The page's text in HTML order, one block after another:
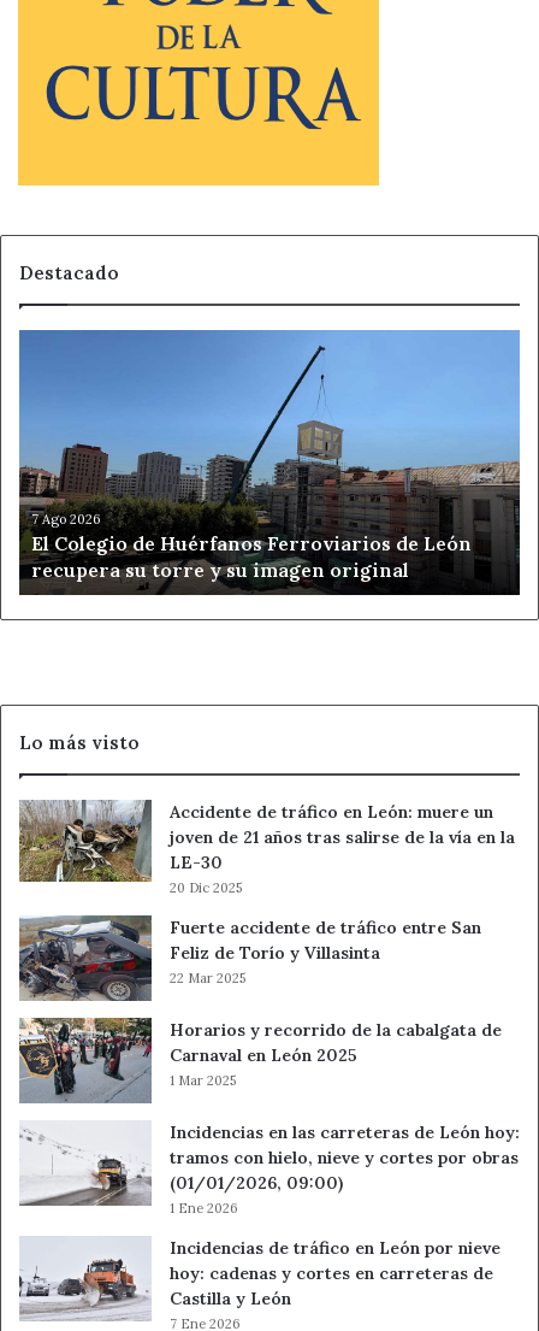
Destacado
Ferroviarios
de
León
recupera
su
torre
y
su
7 Ago 2026
El Colegio de Huérfanos Ferroviarios de León
recupera su torre y su imagen original
Lo más visto
Accidente de tráfico en León: muere un
joven de 21 años tras salirse de la vía en la
LE-30
20 Dic 2025
Fuerte accidente de tráfico entre San
Feliz de Torío y Villasinta
22 Mar 2025
Horarios y recorrido de la cabalgata de
Carnaval en León 2025
1 Mar 2025
Incidencias en las carreteras de León hoy:
tramos con hielo, nieve y cortes por obras
(01/01/2026, 09:00)
1 Ene 2026
Incidencias de tráfico en León por nieve
hoy: cadenas y cortes en carreteras de
Castilla y León
7 Ene 2026